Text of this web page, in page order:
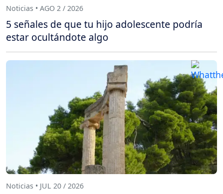
Noticias • AGO 2 / 2026
5 señales de que tu hijo adolescente podría
estar ocultándote algo
Noticias • JUL 20 / 2026